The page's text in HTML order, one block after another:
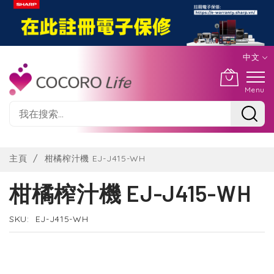
中文
Menu
Content
主頁 柑橘榨汁機 EJ-J415-WH
柑橘榨汁機 EJ-J415-WH
SKU EJ-J415-WH